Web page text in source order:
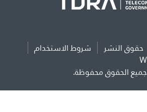
حقوق النشر
شروط الاستخدام
جميع الحقوق محفوظة.